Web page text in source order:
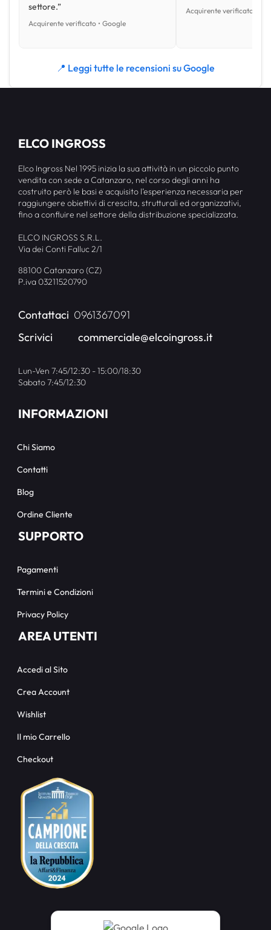
settore.”
Acquirente verificato • Google
Acquirente verificato •
📍 Leggi tutte le recensioni su Google
ELCO INGROSS
Elco Ingross Nel 1995 inizia la sua attività in un piccolo punto
vendita con sede a Catanzaro, nel corso degli anni ha
costruito però le basi e acquisito l’esperienza necessaria per
raggiungere obiettivi di crescita, strutturali ed organizzativi,
fino a confluire nel settore della distribuzione specializzata.
ELCO INGROSS S.R.L.
Via dei Conti Falluc 2/1
88100 Catanzaro (CZ)
P.iva 03211520790
Contattaci 0961367091
Scrivici
commerciale@elcoingross.it
Lun-Ven 7:45/12:30 - 15:00/18:30
Sabato 7:45/12:30
INFORMAZIONI
Chi Siamo
Contatti
Blog
Ordine Cliente
SUPPORTO
Pagamenti
Termini e Condizioni
Privacy Policy
AREA UTENTI
Accedi al Sito
Crea Account
Wishlist
Il mio Carrello
Checkout